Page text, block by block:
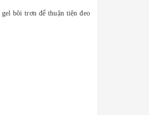
bôi trơn để thuận tiện đeo